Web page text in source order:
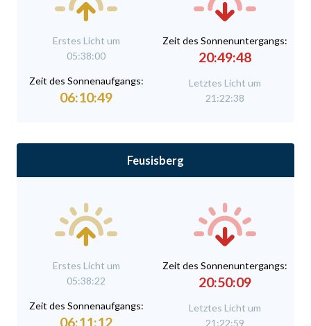
Erstes Licht um
05:38:00
Zeit des Sonnenaufgangs:
06:10:49
Zeit des Sonnenuntergangs:
20:49:48
Letztes Licht um
21:22:38
Feusisberg
Erstes Licht um
05:38:22
Zeit des Sonnenaufgangs:
06:11:12
Zeit des Sonnenuntergangs:
20:50:09
Letztes Licht um
21:22:59